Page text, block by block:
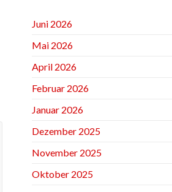
Juni 2026
Mai 2026
April 2026
Februar 2026
Januar 2026
Dezember 2025
November 2025
Oktober 2025